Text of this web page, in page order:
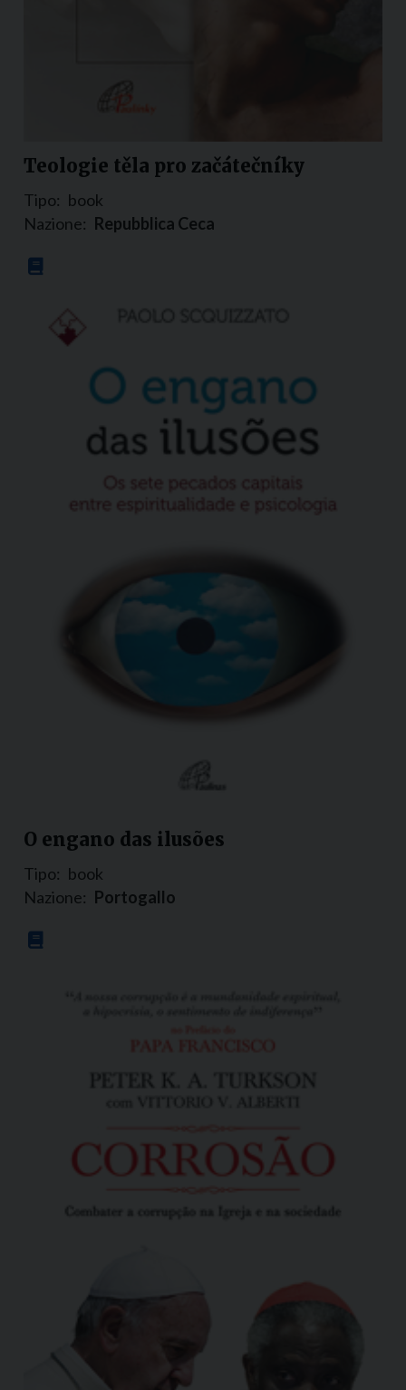
Teologie těla pro začátečníky
Tipo: book
Nazione: Repubblica Ceca
O engano das ilusões
Tipo: book
Nazione: Portogallo